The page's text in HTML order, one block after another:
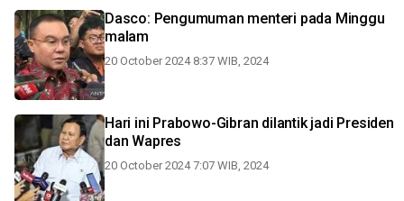
Dasco: Pengumuman menteri pada Minggu
malam
20 October 2024 8:37 WIB, 2024
Hari ini Prabowo-Gibran dilantik jadi Presiden
dan Wapres
20 October 2024 7:07 WIB, 2024